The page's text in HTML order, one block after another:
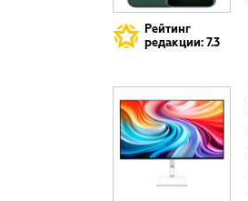
Рейтинг
редакции: 7.3